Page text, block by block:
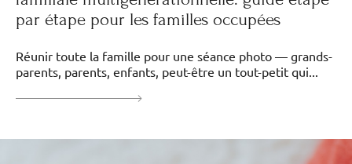
par étape pour les familles occupées
Réunir toute la famille pour une séance photo — grands-
parents, parents, enfants, peut-être un tout-petit qui...